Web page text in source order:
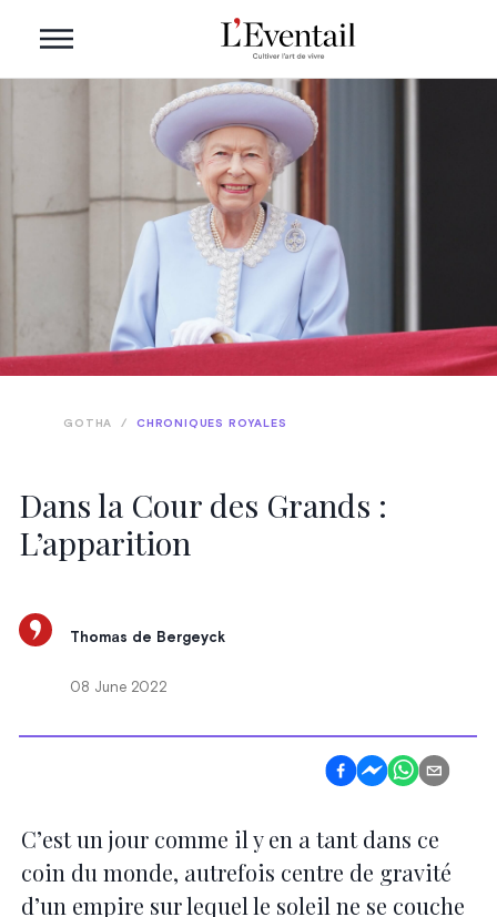
Dans la Cour des Grands :
L’apparition
GOTHA / CHRONIQUES ROYALES
Thomas de Bergeyck
08 June 2022
C’est un jour comme il y en a tant dans ce
coin du monde, autrefois centre de gravité
d’un empire sur lequel le soleil ne se couche